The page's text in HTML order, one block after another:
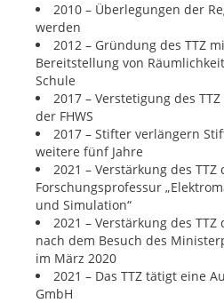
2010 – Überlegungen der
werden
2012 – Gründung des TTZ
Bereitstellung von
Schule
2017 – Verstetigung des
der FHWS
2017 – Stifter verlängern
weitere fünf Jahre
2021 – Verstärkung des
Forschungsprofessur
und Simulation“
2021 – Verstärkung des
nach dem Besuch des
im März 2020
2021 – Das TTZ tätigt eine
GmbH